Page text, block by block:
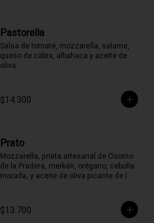
Pastorella
Salsa de tomate, mozzarella, salame,
queso de cabra, albahaca y aceite de
oliva.
$14.300
Prato
Mozzarella, prieta artesanal de Osorno
de la Pradera, merkén, orégano, cebolla
morada, y aceite de oliva picante de la
$13.700